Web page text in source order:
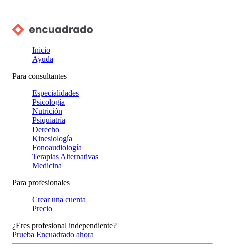
Inicio
Ayuda
Para consultantes
Especialidades
Psicología
Nutrición
Psiquiatría
Derecho
Kinesiología
Fonoaudiología
Terapias Alternativas
Medicina
Para profesionales
Crear una cuenta
Precio
¿Eres profesional independiente?
Prueba Encuadrado ahora